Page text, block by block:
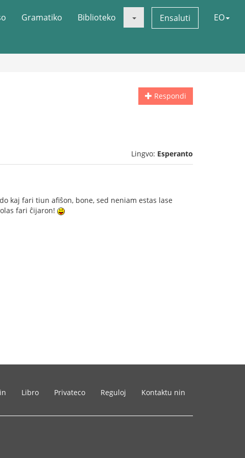
Gramatiko Biblioteko Ensaluti EO
Respondi
Lingvo: Esperanto
kaj fari tiun afiŝon, bone, sed neniam estas lase
fari ĉijaron!
Libro Privateco Reguloj Kontaktu nin